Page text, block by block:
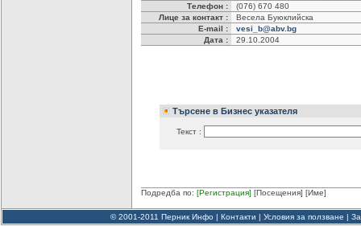
Телефон :
(076) 670 480
Лице за контакт :
Весела Буюклийска
E-mail :
vesi_b@abv.bg
Дата :
29.10.2004
Търсене в Бизнес указателя
Текст :
Подредба по: [Регистрация] [Посещения] [Име]
© 2001-2011 Перник Инфо | Контакти | Условия за ползване |